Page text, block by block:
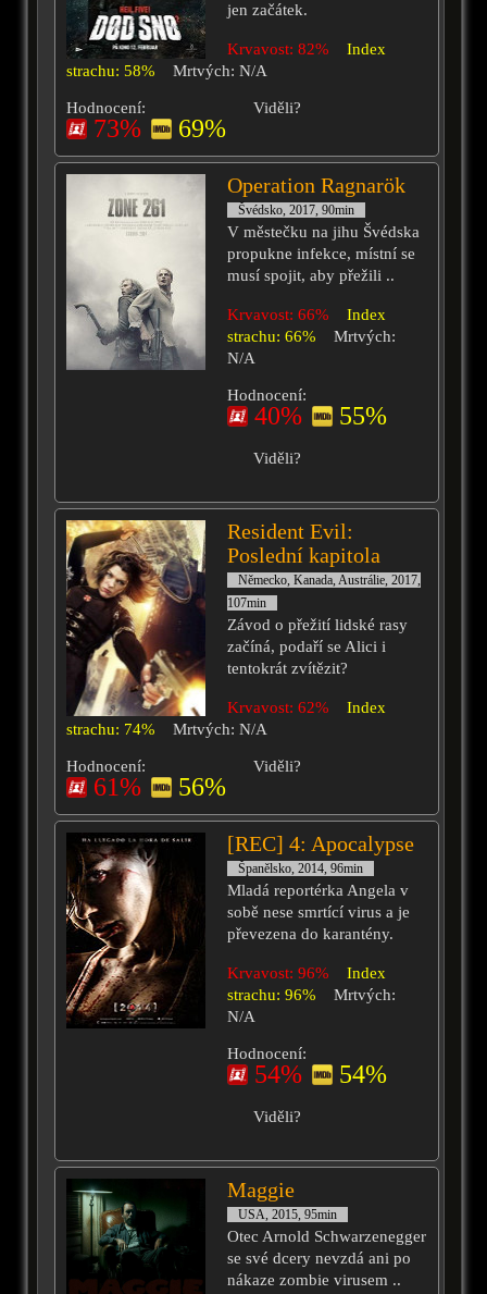
jen začátek.
Krvavost: 82%
Index
strachu: 58%
Mrtvých: N/A
Hodnocení:
73% 69%
Viděli?
Operation Ragnarök
Švédsko, 2017, 90min
V městečku na jihu Švédska
propukne infekce, místní se
musí spojit, aby přežili ..
Krvavost: 66%
Index
strachu: 66%
Mrtvých:
N/A
Hodnocení:
40% 55%
Viděli?
Resident Evil:
Poslední kapitola
Německo, Kanada, Austrálie, 2017,
107min
Závod o přežití lidské rasy
začíná, podaří se Alici i
tentokrát zvítězit?
Krvavost: 62%
Index
strachu: 74%
Mrtvých: N/A
Hodnocení:
61% 56%
Viděli?
[REC] 4: Apocalypse
Španělsko, 2014, 96min
Mladá reportérka Angela v
sobě nese smrtící virus a je
převezena do karantény.
Krvavost: 96%
Index
strachu: 96%
Mrtvých:
N/A
Hodnocení:
54% 54%
Viděli?
Maggie
USA, 2015, 95min
Otec Arnold Schwarzenegger
se své dcery nevzdá ani po
nákaze zombie virusem ..